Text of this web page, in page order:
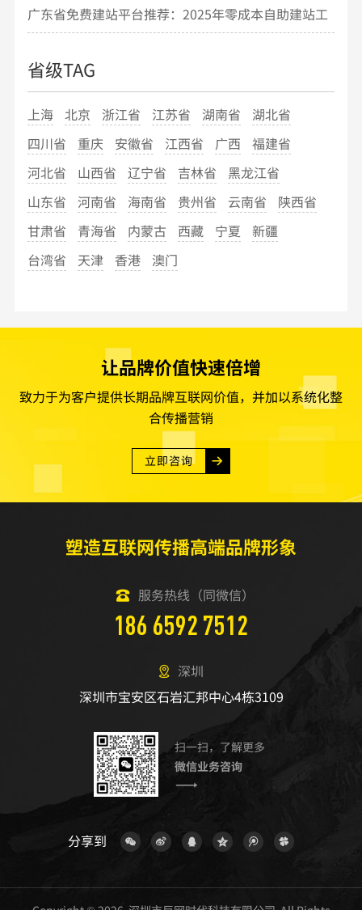
搭建指南
广东省免费建站平台推荐：2025年零成本自助建站工
省级TAG
上海 北京 浙江省 江苏省 湖南省
湖北省
四川省
重庆 安徽省 江西省 广西
福建省
河北省
山西省 辽宁省 吉林省
黑龙江省
山东省
河南省 海南省 贵州省 云南省
陕西省
甘肃省
青海省 内蒙古 西藏 宁夏
新疆
台湾省
天津 香港 澳门
让品牌价值快速倍增
致力于为客户提供长期品牌互联网价值，并加以系统化整
合传播营销
立即咨询
塑造互联网传播高端品牌形象
服务热线（同微信）
186 6592 7512
深圳
深圳市宝安区石岩汇邦中心4栋3109
扫一扫，了解更多
微信业务咨询
分享到